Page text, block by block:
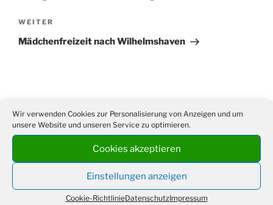
Wir verwenden Cookies zur Personalisierung von Anzeigen und um
unsere Website und unseren Service zu optimieren.
Cookies akzeptieren
Einstellungen anzeigen
Cookie-RichtlinieDatenschutzImpressum
Nächster
Beitrag
WEITER
Mädchenfreizeit nach Wilhelmshaven
nach:
WERBUNG